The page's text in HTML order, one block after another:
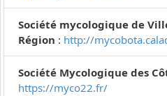
Société mycologique de
Région : http://
Société Mycologique des
https://myco22.fr/